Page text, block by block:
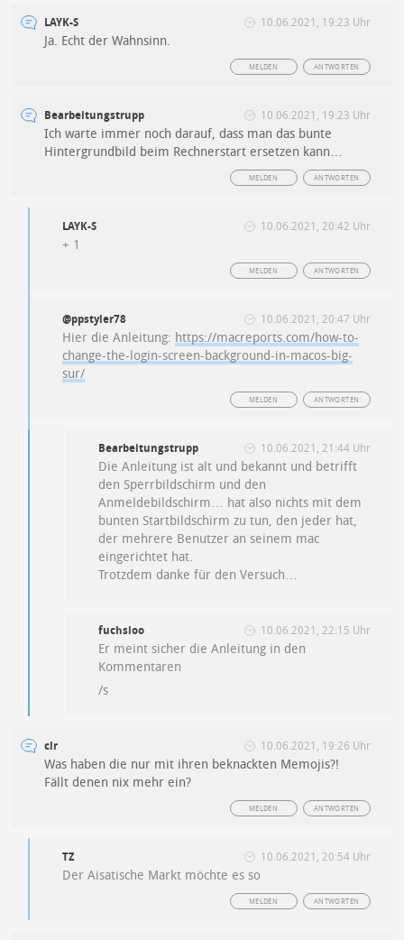
LAYK-S 10.06.2021, 19:23 Uhr
Ja. Echt der Wahnsinn.
ANTWORTEN
MELDEN
Bearbeitungstrupp 10.06.2021, 19:23 Uhr
Ich warte immer noch darauf, dass man das bunte
Hintergrundbild beim Rechnerstart ersetzen kann…
ANTWORTEN
MELDEN
LAYK-S 10.06.2021, 20:42 Uhr
+ 1
ANTWORTEN
MELDEN
@ppstyler78 10.06.2021, 20:47 Uhr
Hier die Anleitung: https://macreports.com/how-to-
change-the-login-screen-background-in-macos-big-
sur/
ANTWORTEN
MELDEN
Bearbeitungstrupp 10.06.2021, 21:44 Uhr
Die Anleitung ist alt und bekannt und betrifft
den Sperrbildschirm und den
Anmeldebildschirm… hat also nichts mit dem
bunten Startbildschirm zu tun, den jeder hat,
der mehrere Benutzer an seinem mac
eingerichtet hat.
Trotzdem danke für den Versuch…
fuchsioo 10.06.2021, 22:15 Uhr
Er meint sicher die Anleitung in den
Kommentaren
/s
clr 10.06.2021, 19:26 Uhr
Was haben die nur mit ihren beknackten Memojis?!
Fällt denen nix mehr ein?
ANTWORTEN
MELDEN
TZ 10.06.2021, 20:54 Uhr
Der Aisatische Markt möchte es so
ANTWORTEN
MELDEN